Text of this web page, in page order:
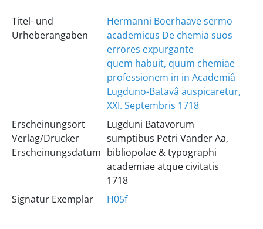
Titel- und
Urheberangaben
Hermanni Boerhaave sermo
academicus De chemia suos
errores expurgante
quem habuit, quum chemiae
professionem in in Academiâ
Lugduno-Batavâ auspicaretur,
XXI. Septembris 1718
Erscheinungsort
Verlag/Drucker
Erscheinungsdatum
Lugduni Batavorum
sumptibus Petri Vander Aa,
bibliopolae & typographi
academiae atque civitatis
1718
Signatur Exemplar
H05f